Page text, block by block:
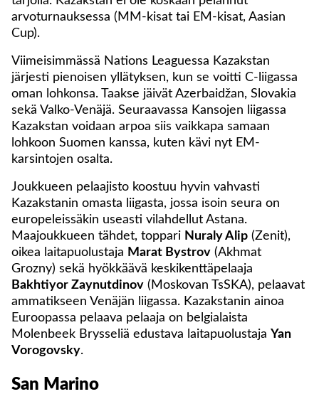
arvoturnauksessa (MM-kisat tai EM-kisat, Aasian
Cup).
Viimeisimmässä Nations Leaguessa Kazakstan
järjesti pienoisen yllätyksen, kun se voitti C-liigassa
oman lohkonsa. Taakse jäivät Azerbaidžan, Slovakia
sekä Valko-Venäjä. Seuraavassa Kansojen liigassa
Kazakstan voidaan arpoa siis vaikkapa samaan
lohkoon Suomen kanssa, kuten kävi nyt EM-
karsintojen osalta.
Joukkueen pelaajisto koostuu hyvin vahvasti
Kazakstanin omasta liigasta, jossa isoin seura on
europeleissäkin useasti vilahdellut Astana.
Maajoukkueen tähdet, toppari Nuraly Alip (Zenit),
oikea laitapuolustaja Marat Bystrov (Akhmat
Grozny) sekä hyökkäävä keskikenttäpelaaja
Bakhtiyor Zaynutdinov (Moskovan TsSKA), pelaavat
ammatikseen Venäjän liigassa. Kazakstanin ainoa
Euroopassa pelaava pelaaja on belgialaista
Molenbeek Brysseliä edustava laitapuolustaja Yan
Vorogovsky.
San Marino